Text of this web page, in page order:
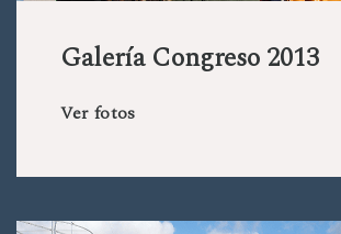
Galería Congreso 2013
Ver fotos